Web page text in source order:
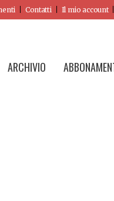
Contatti Il mio account
ARCHIVIO